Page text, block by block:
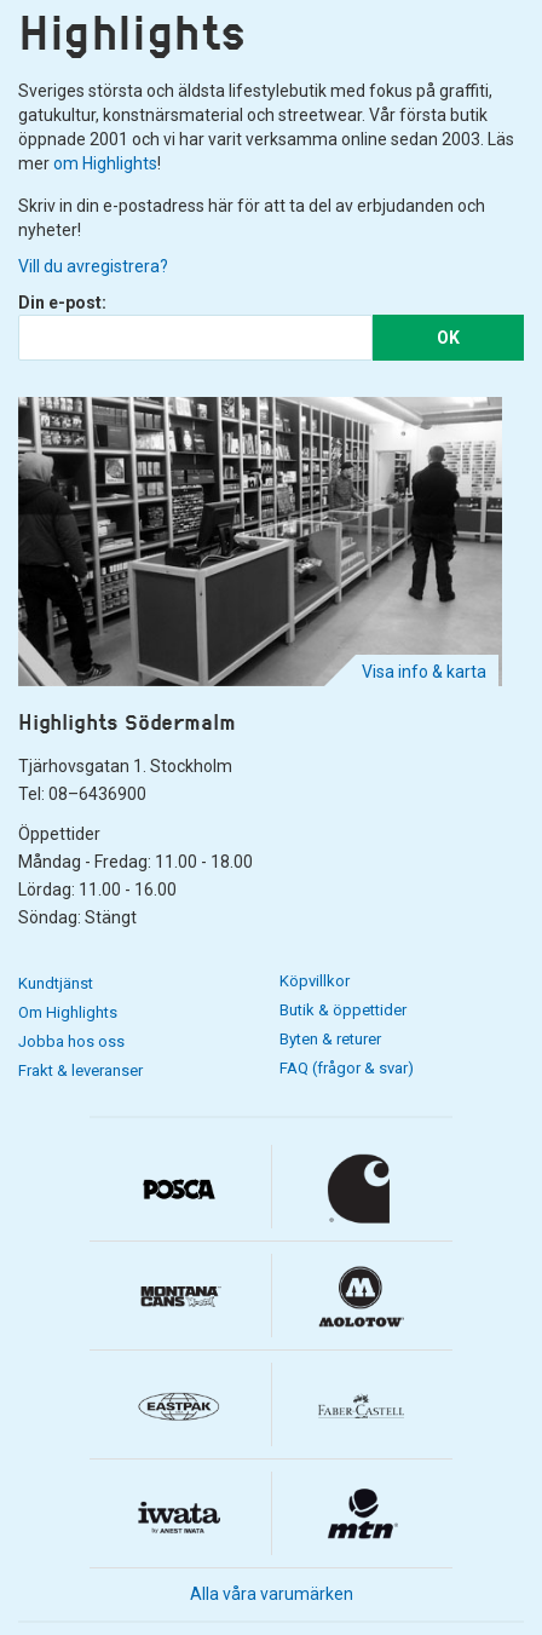
Highlights
Sveriges största och äldsta lifestylebutik med fokus på graffiti,
gatukultur, konstnärsmaterial och streetwear. Vår första butik
öppnade 2001 och vi har varit verksamma online sedan 2003. Läs
merom Highlights!
Skriv in din e-postadress här för att ta del av erbjudanden och
nyheter!
Vill du avregistrera?
Din e-post:
OK
Visa info & karta
Highlights Södermalm
Tjärhovsgatan 1. Stockholm
Tel: 08–6436900
Öppettider
Måndag - Fredag: 11.00 - 18.00
Lördag: 11.00 - 16.00
Söndag: Stängt
Kundtjänst
Om Highlights
Jobba hos oss
Frakt & leveranser
Köpvillkor
Butik & öppettider
Byten & returer
FAQ (frågor & svar)
Alla våra varumärken